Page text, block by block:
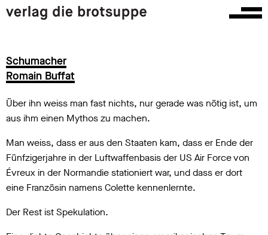
Schumacher
Romain Buffat
Über ihn weiss man fast nichts, nur gerade was nötig ist, um
aus ihm einen Mythos zu machen.
Man weiss, dass er aus den Staaten kam, dass er Ende der
Fünfzigerjahre in der Luftwaffenbasis der US Air Force von
Évreux in der Normandie stationiert war, und dass er dort
eine Französin namens Colette kennenlernte.
Der Rest ist Spekulation.